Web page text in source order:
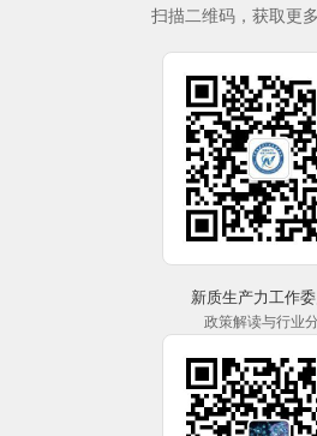
扫描二维码，获取更
新质生产力工作
政策解读与行业